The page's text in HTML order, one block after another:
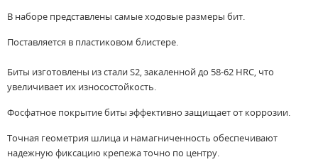
В наборе представлены самые ходовые размеры бит.
Поставляется в пластиковом блистере.
Биты изготовлены из стали S2, закаленной до 58-62 HRC, что
увеличивает их износостойкость.
Фосфатное покрытие биты эффективно защищает от коррозии.
Точная геометрия шлица и намагниченность обеспечивают
надежную фиксацию крепежа точно по центру.